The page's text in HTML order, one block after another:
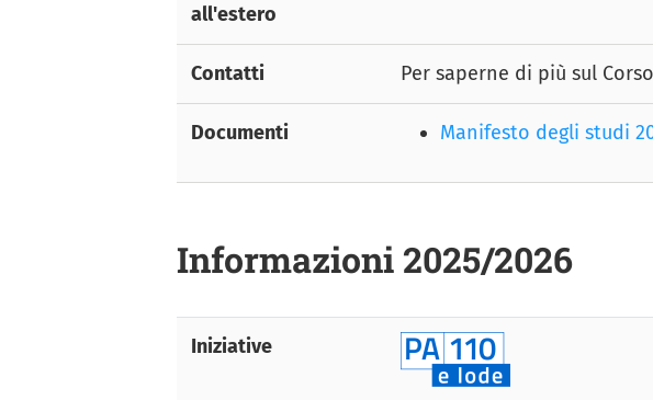
all'estero
Contatti Per saperne di più sul Corso
Documenti Manifesto degli studi
Informazioni 2025/2026
Iniziative